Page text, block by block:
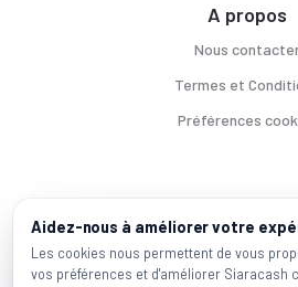
A propos
Nous
Termes et
Préférences
Voitures par ville
Casablanca | | Mohammadia |Salé | |
Marques populaires
Aidez-nous à améliorer votre
Les cookies nous permettent de vous
vos préférences et d'améliorer Siaracash